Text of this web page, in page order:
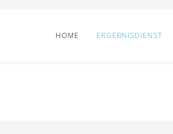
HOME ERGEBNISDIENST